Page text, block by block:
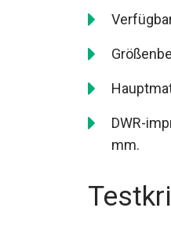
DWR-
mm.